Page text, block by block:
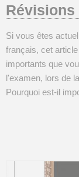
Si vous êtes
français, cet
importants que
l'examen, lors de
Pourquoi est-il